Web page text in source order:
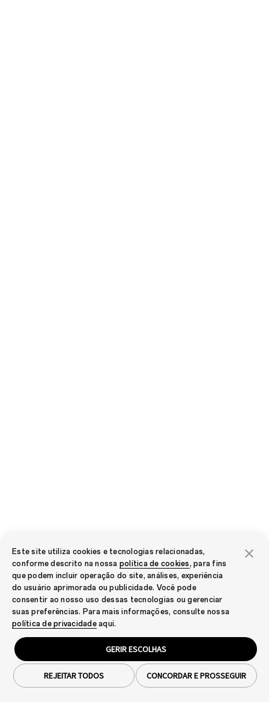
Este site utiliza cookies e tecnologias relacionadas,
conforme descrito na nossa política de cookies, para fins
que podem incluir operação do site, análises, experiência
do usuário aprimorada ou publicidade. Você pode
consentir ao nosso uso dessas tecnologias ou gerenciar
suas preferências. Para mais informações, consulte nossa
política de privacidadeaqui.
GERIR ESCOLHAS
CONCORDAR E PROSSEGUIR
REJEITAR TODOS